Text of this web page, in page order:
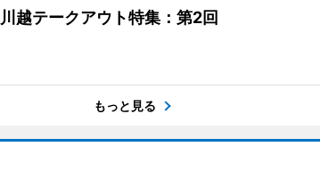
川越テークアウト特集：第2回
もっと見る